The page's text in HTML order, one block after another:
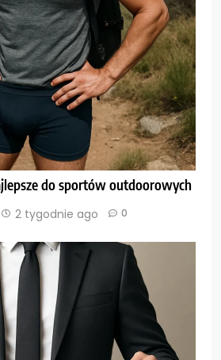
do sportów outdoorowych
2 tygodnie ago 0